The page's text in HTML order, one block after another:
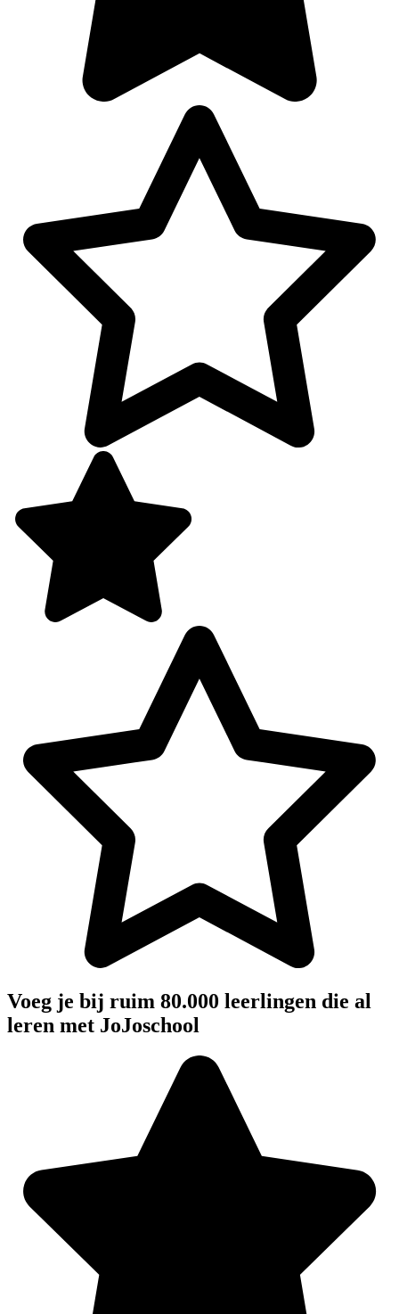
Voeg je bij ruim 80.000 leerlingen die al
leren met JoJoschool